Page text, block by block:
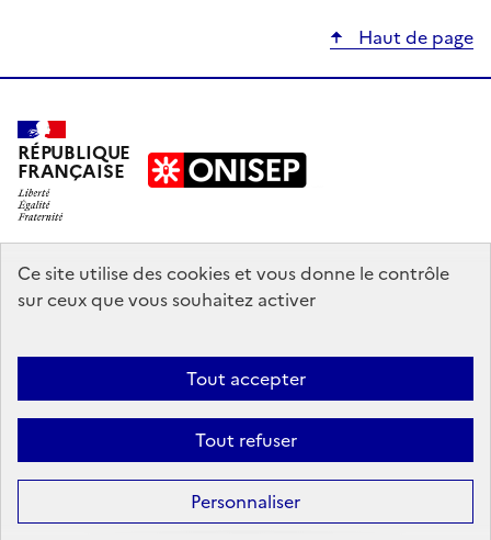
Ce site utilise des cookies et vous donne le contrôle
sur ceux que vous souhaitez activer
Tout accepter
Tout refuser
Personnaliser
Haut de page
RÉPUBLIQUE
FRANÇAISE
education.gouv.fr
enseignementsup-recherche.gouv.fr
Accessibilité : partiellement conforme
les contenus de ce site sont proposés souslicence etalab-2.0